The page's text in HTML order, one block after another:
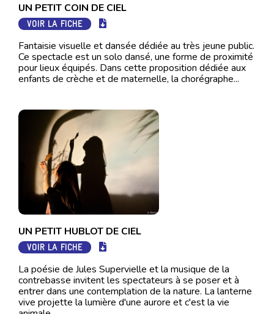
UN PETIT COIN DE CIEL
VOIR LA FICHE
Fantaisie visuelle et dansée dédiée au très jeune public.
Ce spectacle est un solo dansé, une forme de proximité
pour lieux équipés. Dans cette proposition dédiée aux
enfants de crèche et de maternelle, la chorégraphe...
UN PETIT HUBLOT DE CIEL
VOIR LA FICHE
La poésie de Jules Supervielle et la musique de la
contrebasse invitent les spectateurs à se poser et à
entrer dans une contemplation de la nature. La lanterne
vive projette la lumière d'une aurore et c'est la vie